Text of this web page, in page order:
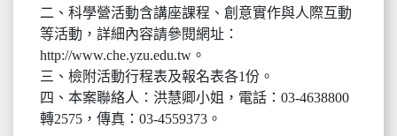
二、科學營活動含講座課程、創意實作與人際互動
等活動，詳細內容請參閱網址：
http://www.che.yzu.edu.tw。
三、檢附活動行程表及報名表各1份。
四、本案聯絡人：洪慧卿小姐，電話：03-4638800
轉2575，傳真：03-4559373。